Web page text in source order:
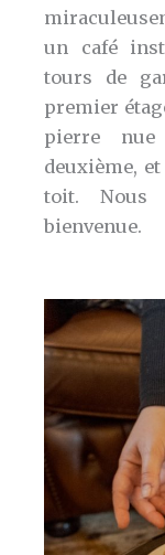
un café
tours de
premier
pierre nue
deuxième,
toit. Nous
bienvenue.